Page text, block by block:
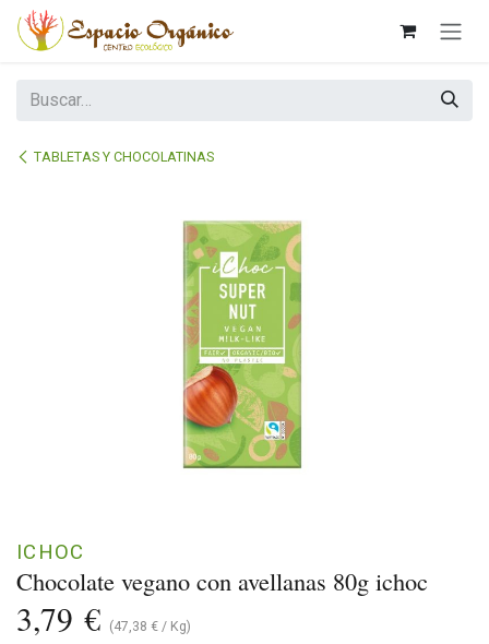
Ir al contenido
TABLETAS Y CHOCOLATINAS
Chocolate vegano con avellanas 80g ichoc
ICHOC
3,79 € (47,38 € / Kg)